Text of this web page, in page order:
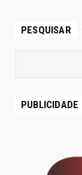
PESQUISAR
PUBLICIDADE